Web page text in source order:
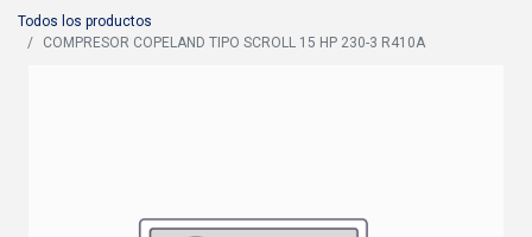
Todos los productos
COMPRESOR COPELAND TIPO SCROLL 15 HP 230-3 R410A